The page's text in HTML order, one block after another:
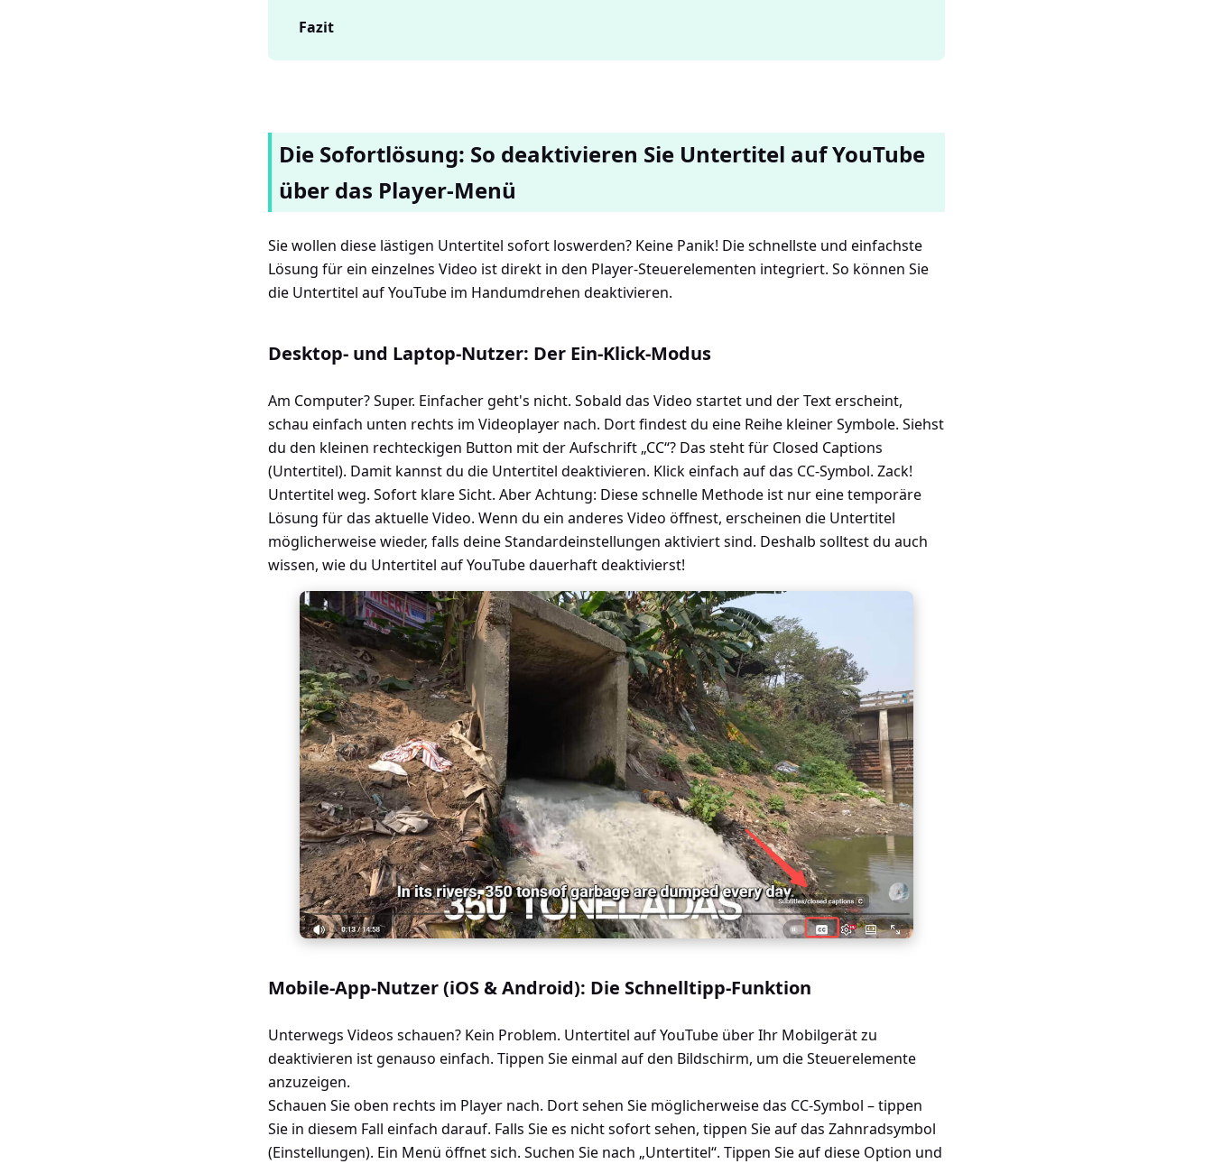
Fazit
Die Sofortlösung: So deaktivieren Sie Untertitel auf YouTube
über das Player-Menü
Sie wollen diese lästigen Untertitel sofort loswerden? Keine Panik! Die schnellste und einfachste
Lösung für ein einzelnes Video ist direkt in den Player-Steuerelementen integriert. So können Sie
die Untertitel auf YouTube im Handumdrehen deaktivieren.
Desktop- und Laptop-Nutzer: Der Ein-Klick-Modus
Am Computer? Super. Einfacher geht's nicht. Sobald das Video startet und der Text erscheint,
schau einfach unten rechts im Videoplayer nach. Dort findest du eine Reihe kleiner Symbole. Siehst
du den kleinen rechteckigen Button mit der Aufschrift „CC“? Das steht für Closed Captions
(Untertitel). Damit kannst du die Untertitel deaktivieren. Klick einfach auf das CC-Symbol. Zack!
Untertitel weg. Sofort klare Sicht. Aber Achtung: Diese schnelle Methode ist nur eine temporäre
Lösung für das aktuelle Video. Wenn du ein anderes Video öffnest, erscheinen die Untertitel
möglicherweise wieder, falls deine Standardeinstellungen aktiviert sind. Deshalb solltest du auch
wissen, wie du Untertitel auf YouTube dauerhaft deaktivierst!
Mobile-App-Nutzer (iOS & Android): Die Schnelltipp-Funktion
Unterwegs Videos schauen? Kein Problem. Untertitel auf YouTube über Ihr Mobilgerät zu
deaktivieren ist genauso einfach. Tippen Sie einmal auf den Bildschirm, um die Steuerelemente
anzuzeigen.
Schauen Sie oben rechts im Player nach. Dort sehen Sie möglicherweise das CC-Symbol – tippen
Sie in diesem Fall einfach darauf. Falls Sie es nicht sofort sehen, tippen Sie auf das Zahnradsymbol
(Einstellungen). Ein Menü öffnet sich. Suchen Sie nach „Untertitel“. Tippen Sie auf diese Option und